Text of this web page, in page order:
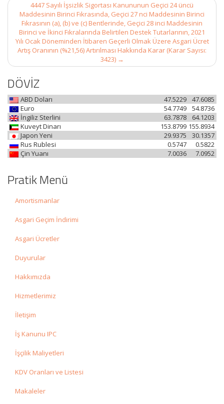
4447 Sayılı İşsizlik Sigortası Kanununun Geçici 24 üncü
Maddesinin Birinci Fıkrasında, Geçici 27 nci Maddesinin Birinci
Fıkrasının (a), (b) ve (c) Bentlerinde, Geçici 28 inci Maddesinin
Birinci ve İkinci Fıkralarında Belirtilen Destek Tutarlarının, 2021
Yılı Ocak Döneminden İtibaren Geçerli Olmak Üzere Asgari Ücret
Artış Oranının (%21,56) Artırılması Hakkında Karar (Karar Sayısı:
3423) →
DÖVİZ
ABD Doları 47.6085
47.5229
Euro
54.8736
54.7749
İngiliz Sterlini
64.1203
63.7878
Kuveyt Dinarı
155.8934
153.8799
Japon Yeni
30.1357
29.9375
Rus Rublesi
0.5822
0.5747
Çin Yuanı
7.0952
7.0036
Pratik Menü
Amortismanlar
Asgari Geçim İndirimi
Asgari Ücretler
Duyurular
Hakkımızda
Hizmetlerimiz
İletişim
İş Kanunu IPC
İşçilik Maliyetleri
KDV Oranları ve Listesi
Makaleler